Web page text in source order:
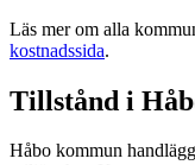
Läs mer om alla
kostnadssida.
Tillstånd i
Håbo kommun